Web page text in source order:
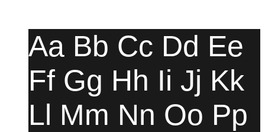
Aa Bb Cc Dd Ee
Ff Gg Hh Ii Jj Kk
Ll Mm Nn Oo Pp